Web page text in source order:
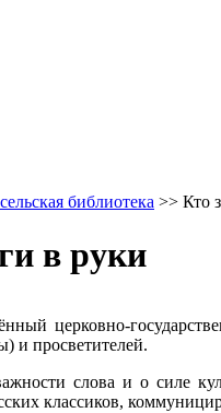
библиотека >> Кто
в руки
церковно-
и просветителей.
слова и о силе
классиков,